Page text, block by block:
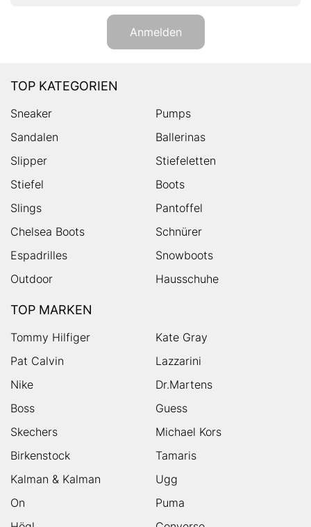
Anmelden
TOP KATEGORIEN
Sneaker
Pumps
Sandalen
Ballerinas
Slipper
Stiefeletten
Stiefel
Boots
Slings
Pantoffel
Chelsea Boots
Schnürer
Espadrilles
Snowboots
Outdoor
Hausschuhe
TOP MARKEN
Tommy Hilfiger
Kate Gray
Pat Calvin
Lazzarini
Nike
Dr.Martens
Boss
Guess
Skechers
Michael Kors
Birkenstock
Tamaris
Kalman & Kalman
Ugg
On
Puma